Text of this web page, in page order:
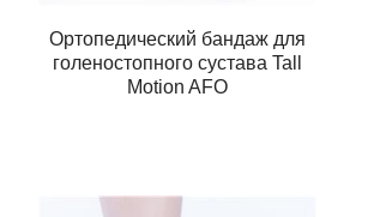
Ортопедический бандаж для
голеностопного сустава Tall
Motion AFO